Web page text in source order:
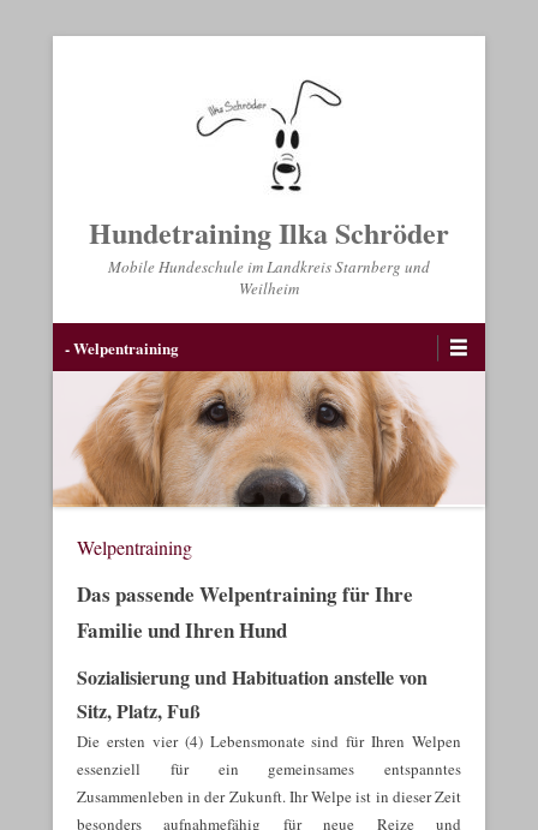
Hundetraining Ilka Schröder
Mobile Hundeschule im Landkreis Starnberg und
Weilheim
- Welpentraining
Welpentraining
Das passende Welpentraining für Ihre
Familie und Ihren Hund
Sozialisierung und Habituation anstelle von
Sitz, Platz, Fuß
Die ersten vier (4) Lebensmonate sind für Ihren Welpen
essenziell für ein gemeinsames entspanntes
Zusammenleben in der Zukunft. Ihr Welpe ist in dieser Zeit